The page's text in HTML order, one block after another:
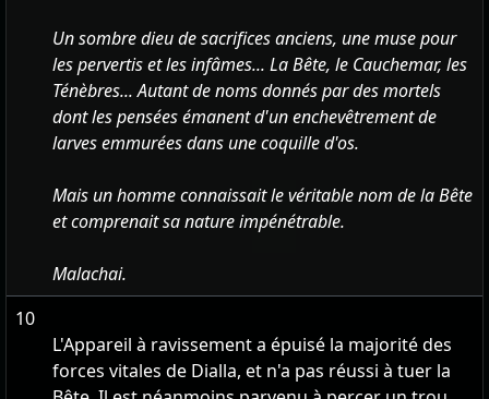
Un sombre dieu de sacrifices anciens, une muse pour
les pervertis et les infâmes... La Bête, le Cauchemar, les
Ténèbres... Autant de noms donnés par des mortels
dont les pensées émanent d'un enchevêtrement de
larves emmurées dans une coquille d'os.
Mais un homme connaissait le véritable nom de la Bête
et comprenait sa nature impénétrable.
Malachai.
10
L'Appareil à ravissement a épuisé la majorité des
forces vitales de Dialla, et n'a pas réussi à tuer la